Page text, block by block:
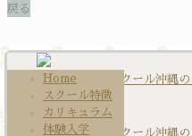
Home
スクール特徴
カリキュラム
体験入学